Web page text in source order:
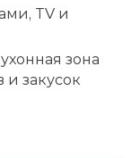
TV и
зона
и закусок